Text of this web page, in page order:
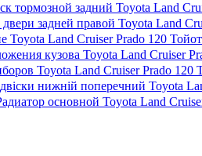
тормозной задний Toyota Land
задней правой Toyota Land
Land Cruiser Prado 120
кузова Toyota Land Cruiser
Toyota Land Cruiser Prado 120
нижній поперечний Toyota
основной Toyota Land